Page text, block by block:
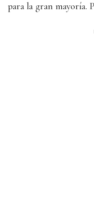
para la gran mayoría.